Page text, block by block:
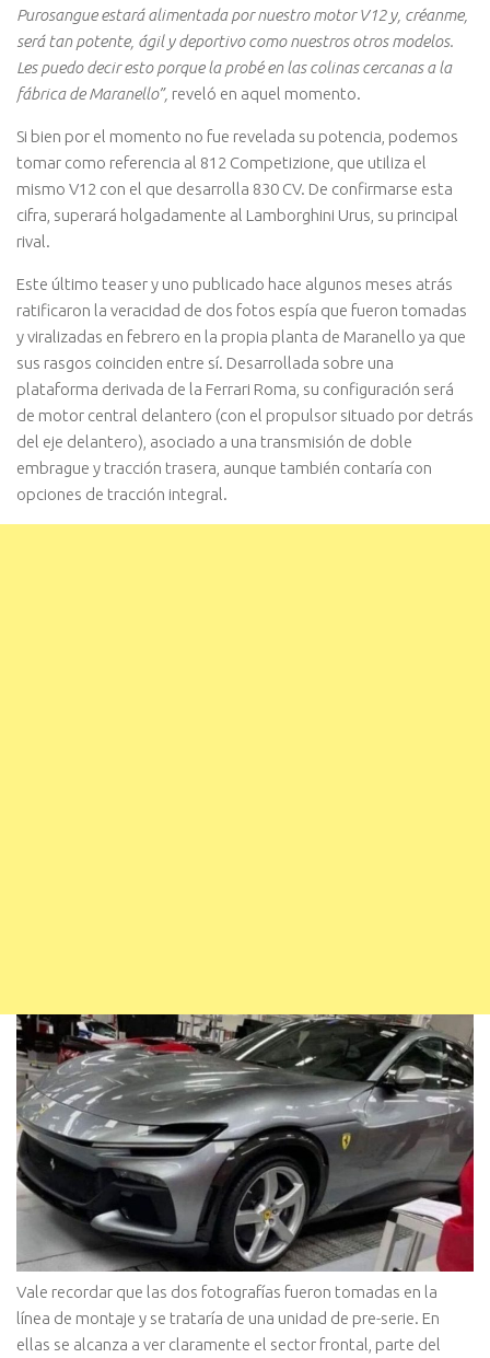
Purosangue estará alimentada por nuestro motor V12 y, créanme,
será tan potente, ágil y deportivo como nuestros otros modelos.
Les puedo decir esto porque la probé en las colinas cercanas a la
fábrica de Maranello”, reveló en aquel momento.
Si bien por el momento no fue revelada su potencia, podemos
tomar como referencia al 812 Competizione, que utiliza el
mismo V12 con el que desarrolla 830 CV. De confirmarse esta
cifra, superará holgadamente al Lamborghini Urus, su principal
rival.
Este último teaser y uno publicado hace algunos meses atrás
ratificaron la veracidad de dos fotos espía que fueron tomadas
y viralizadas en febrero en la propia planta de Maranello ya que
sus rasgos coinciden entre sí. Desarrollada sobre una
plataforma derivada de la Ferrari Roma, su configuración será
de motor central delantero (con el propulsor situado por detrás
del eje delantero), asociado a una transmisión de doble
embrague y tracción trasera, aunque también contaría con
opciones de tracción integral.
Vale recordar que las dos fotografías fueron tomadas en la
línea de montaje y se trataría de una unidad de pre-serie. En
ellas se alcanza a ver claramente el sector frontal, parte del